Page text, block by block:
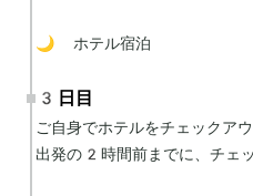
🌙 ホテル宿泊
3日目
ご自身でホテルをチェックア
出発の2時間前までに、チェ